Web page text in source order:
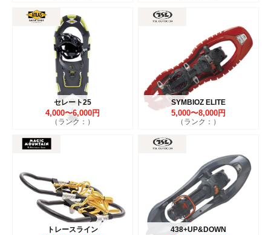
セレート25
4,000〜6,000円
（ランク：）
SYMBIOZ ELITE
5,000〜8,000円
（ランク：）
トレースライン 438+UP&DOWN